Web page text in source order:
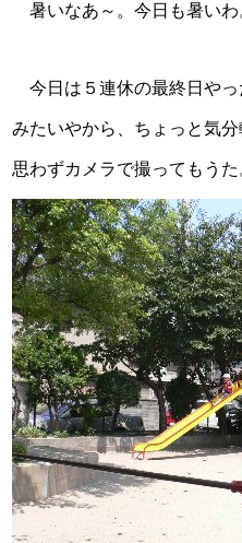
暑いなあ～。今日も暑いわ
今日は５連休の最終日やっ
みたいやから、ちょっと気
思わずカメラで撮ってもう